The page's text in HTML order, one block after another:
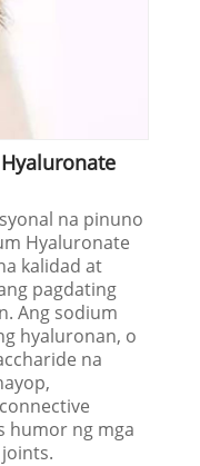
na pinuno
Hyaluronate
kalidad at
pagdating
Ang sodium
hyaluronan, o
na
humor ng mga